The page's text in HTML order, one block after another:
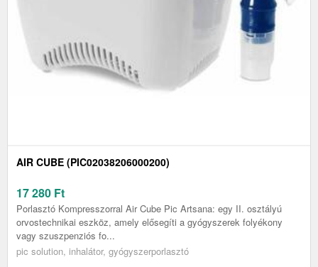
AIR CUBE (PIC02038206000200)
17 280 Ft
Porlasztó Kompresszorral Air Cube Pic Artsana: egy II. osztályú
orvostechnikai eszköz, amely elősegíti a gyógyszerek folyékony
vagy szuszpenziós fo...
pic solution, inhalátor, gyógyszerporlasztó